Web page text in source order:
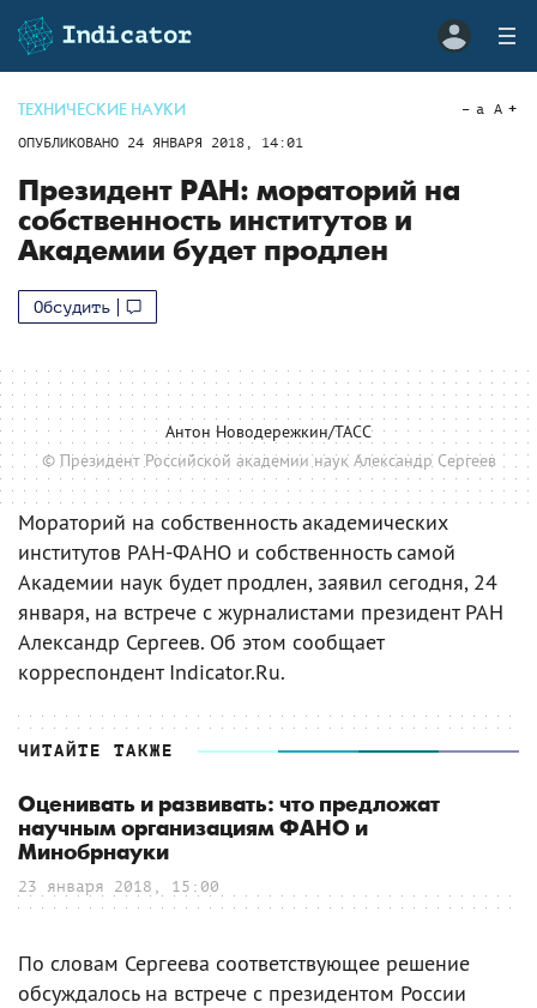
ТЕХНИЧЕСКИЕ НАУКИ
ОПУБЛИКОВАНО 24 ЯНВАРЯ 2018, 14:01
a A
Президент РАН: мораторий на
собственность институтов и
Академии будет продлен
Обсудить
Антон Новодережкин/ТАСС
© Президент Российской академии наук Александр Сергеев
Мораторий на собственность академических
институтов РАН-ФАНО и собственность самой
Академии наук будет продлен, заявил сегодня, 24
января, на встрече с журналистами президент РАН
Александр Сергеев. Об этом сообщает
корреспондент Indicator.Ru.
ЧИТАЙТЕ ТАКЖЕ
Оценивать и развивать: что предложат
научным организациям ФАНО и
Минобрнауки
23 января 2018, 15:00
По словам Сергеева соответствующее решение
обсуждалось на встрече с президентом России